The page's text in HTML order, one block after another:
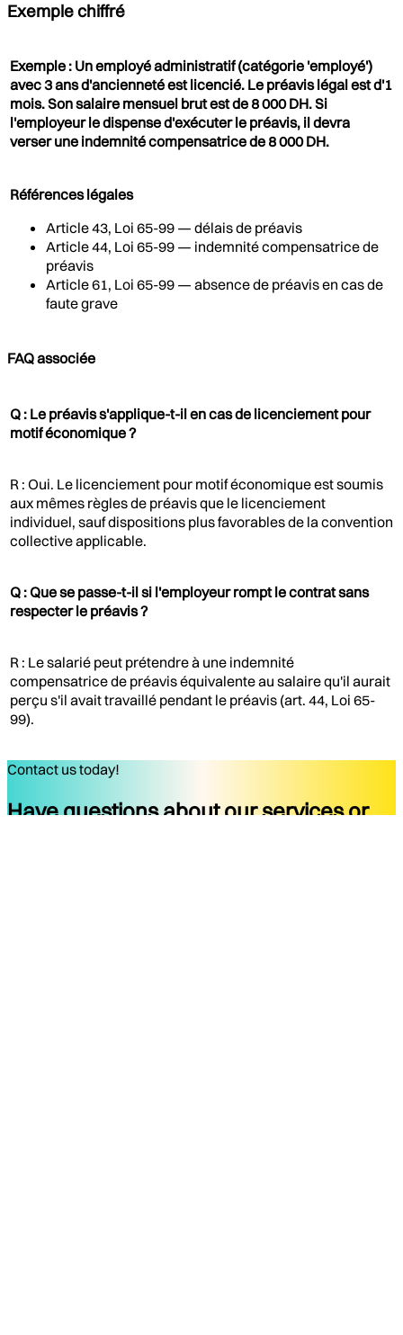
Exemple chiffré
Exemple : Un employé administratif (catégorie 'employé')
avec 3 ans d'ancienneté est licencié. Le préavis légal est d'1
mois. Son salaire mensuel brut est de 8 000 DH. Si
l'employeur le dispense d'exécuter le préavis, il devra
verser une indemnité compensatrice de 8 000 DH.
Références légales
Article 43, Loi 65-99 — délais de préavis
Article 44, Loi 65-99 — indemnité compensatrice de
préavis
Article 61, Loi 65-99 — absence de préavis en cas de
faute grave
FAQ associée
Q : Le préavis s'applique-t-il en cas de licenciement pour
motif économique ?
R : Oui. Le licenciement pour motif économique est soumis
aux mêmes règles de préavis que le licenciement
individuel, sauf dispositions plus favorables de la convention
collective applicable.
Q : Que se passe-t-il si l'employeur rompt le contrat sans
respecter le préavis ?
R : Le salarié peut prétendre à une indemnité
compensatrice de préavis équivalente au salaire qu'il aurait
perçu s'il avait travaillé pendant le préavis (art. 44, Loi 65-
99).
Contact us today!
Have questions about our services or